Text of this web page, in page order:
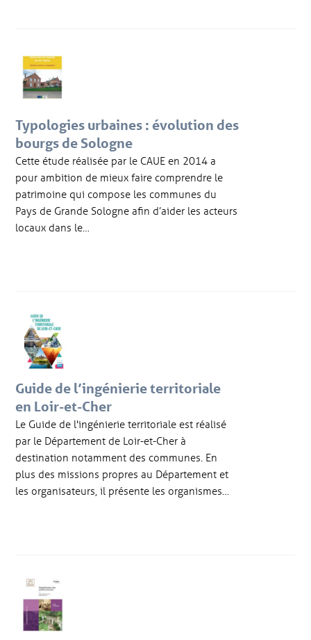
Typologies urbaines : évolution des
bourgs de Sologne
Cette étude réalisée par le CAUE en 2014 a
pour ambition de mieux faire comprendre le
patrimoine qui compose les communes du
Pays de Grande Sologne afin d’aider les acteurs
locaux dans le…
Guide de l’ingénierie territoriale
en Loir-et-Cher
Le Guide de l'ingénierie territoriale est réalisé
par le Département de Loir-et-Cher à
destination notamment des communes. En
plus des missions propres au Département et
les organisateurs, il présente les organismes…